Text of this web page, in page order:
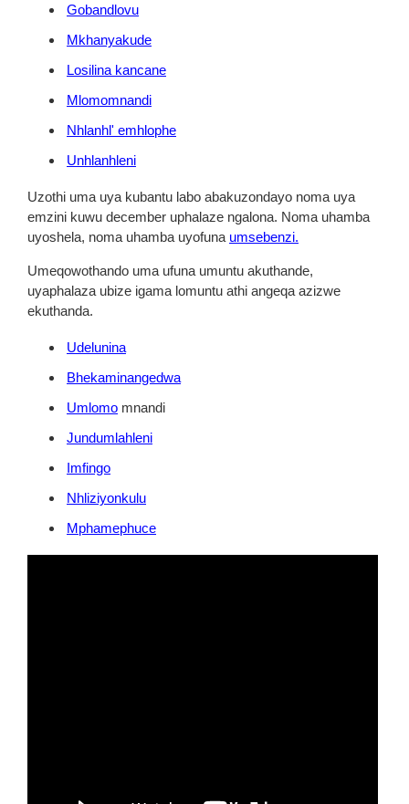
Gobandlovu
Mkhanyakude
Losilina kancane
Mlomomnandi
Nhlanhl' emhlophe
Unhlanhleni
Uzothi uma uya kubantu labo abakuzondayo noma uya
emzini kuwu december uphalaze ngalona. Noma uhamba
uyoshela, noma uhamba uyofuna umsebenzi.
Umeqowothando uma ufuna umuntu akuthande,
uyaphalaza ubize igama lomuntu athi angeqa azizwe
ekuthanda.
Udelunina
Bhekaminangedwa
Umlomo mnandi
Jundumlahleni
Imfingo
Nhliziyonkulu
Mphamephuce